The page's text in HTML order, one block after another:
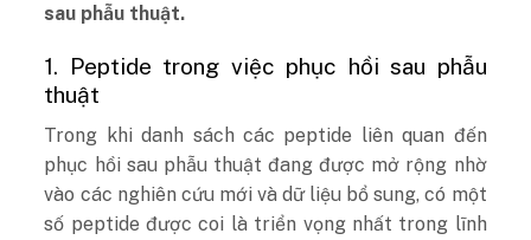
sau phẫu thuật.
1. Peptide trong việc phục hồi sau phẫu
thuật
Trong khi danh sách các peptide liên quan đến
phục hồi sau phẫu thuật đang được mở rộng nhờ
vào các nghiên cứu mới và dữ liệu bổ sung, có một
số peptide được coi là triển vọng nhất trong lĩnh